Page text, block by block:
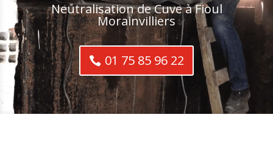
Neutralisation de Cuve à Fioul
Morainvilliers
01 75 85 96 22